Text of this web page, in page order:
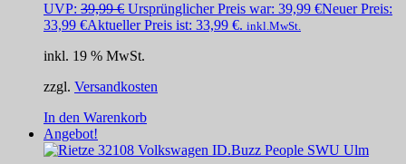
UVP: 39,99€ Ursprünglicher Preis war: 39,99 €Neuer Preis:
33,99 €Aktueller Preis ist: 33,99 €. inkl.MwSt.
inkl. 19 % MwSt.
zzgl. Versandkosten
In den Warenkorb
Angebot!